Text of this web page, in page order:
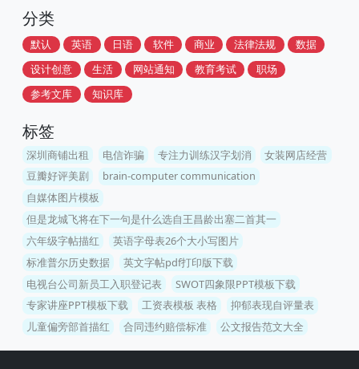
分类
默认 英语 日语 软件 商业 法律法规
数据
设计创意
生活 网站通知 教育考试
职场
参考文库
知识库
标签
深圳商铺出租 电信诈骗 专注力训练汉字划消
女装网店经营
豆瓣好评美剧
brain-computer communication
自媒体图片模板
但是龙城飞将在下一句是什么选自王昌龄出塞二首其一
六年级字帖描红
英语字母表26个大小写图片
标准普尔历史数据
英文字帖pdf打印版下载
电视台公司新员工入职登记表
SWOT四象限PPT模板下载
专家讲座PPT模板下载
工资表模板 表格
抑郁表现自评量表
儿童偏旁部首描红
合同违约赔偿标准 公文报告范文大全